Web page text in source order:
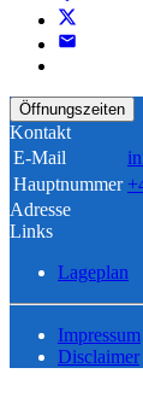
Öffnungszeiten
Kontakt
E-Mail
Hauptnummer
Adresse
Links
Lageplan
Impressum
Disclaimer